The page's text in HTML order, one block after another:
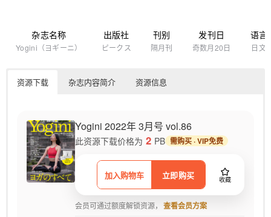
杂志名称
Yogini（ヨギーニ）
出版社
ピークス
刊别
隔月刊
发刊日
奇数月20日
语言
日文
资源下载 杂志内容简介 资源信息
Yogini 2022年 3月号 vol.86
加入购物车 立即购买 收藏
此资源下载价格为 2 PB 需购买 · VIP免费
会员可通过额度解锁资源， 查看会员方案